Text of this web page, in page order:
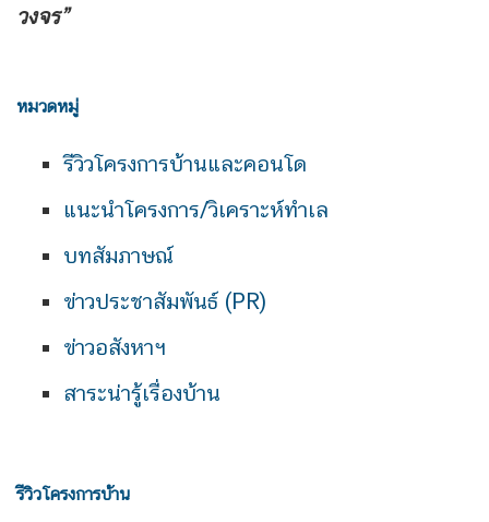
วงจร”
หมวดหมู่
รีวิวโครงการบ้านและคอนโด
แนะนำโครงการ/วิเคราะห์ทำเล
บทสัมภาษณ์
ข่าวประชาสัมพันธ์ (PR)
ข่าวอสังหาฯ
สาระน่ารู้เรื่องบ้าน
รีวิวโครงการบ้าน